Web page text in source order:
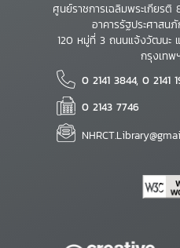
ศูนย์ราชการเฉลิมพระเกียร
อาคารรัฐประศาสน
120 หมู่ที่ 3 ถนนแจ้งวัฒนะ
กรุงเทพ
0 2141 3844, 0 2141
0 2143 7746